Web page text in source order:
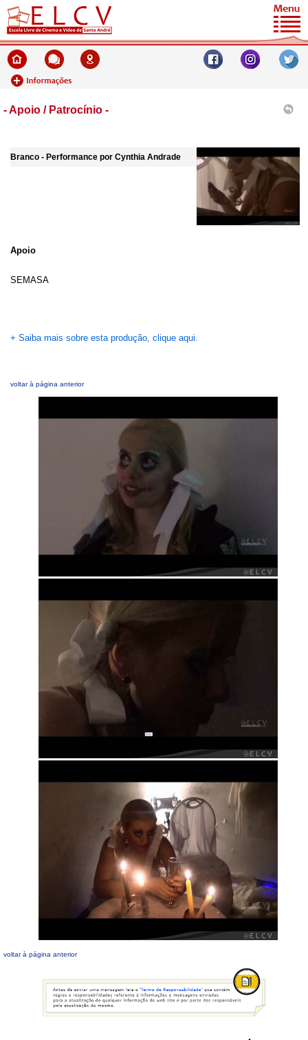
- Apoio / Patrocínio -
Branco - Performance por Cynthia Andrade
Apoio
SEMASA
+ Saiba mais sobre esta produção, clique aqui.
voltar à página anterior
voltar à página anterior